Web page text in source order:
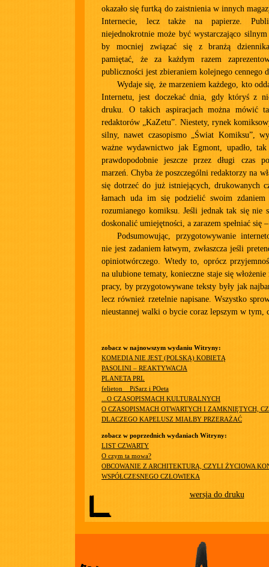
okazało się furtką do zaistnienia w innych
Internecie, lecz także na papierze.
niejednokrotnie może być wystarczająco
by mocniej związać się z branżą
pamiętać, że za każdym razem
publiczności jest zbieraniem kolejnego cennego
Wydaje się, że marzeniem każdego, kto
Internetu, jest doczekać dnia, gdy któryś z
druku. O takich aspiracjach można mówić
redaktorów „KaZetu”. Niestety, rynek
silny, nawet czasopismo „Świat Komiksu”,
ważne wydawnictwo jak Egmont, upadło,
prawdopodobnie jeszcze przez długi czas
marzeń. Chyba że poszczególni redaktorzy na
się dotrzeć do już istniejących, drukowanych
łamach uda im się podzielić swoim zdaniem
rozumianego komiksu. Jeśli jednak tak się nie
doskonalić umiejętności, a zarazem spełniać się
Podsumowując, przygotowywanie
nie jest zadaniem łatwym, zwłaszcza jeśli
opiniotwórczego. Wtedy to, oprócz
na ulubione tematy, konieczne staje się włożenie
pracy, by przygotowywane teksty były jak
lecz również rzetelnie napisane. Wszystko
nieustannej walki o bycie coraz lepszym w tym,
zobacz w najnowszym wydaniu Witryny:
KOMEDIA NIE JEST (POLSKĄ) KOBIETĄ
PASOLINI – REAKTYWACJA
PLANETA PRL
felieton__PiSarz i POeta
...O CZASOPISMACH KULTURALNYCH
O CZASOPISMACH OTWARTYCH I ZAMKNIĘTYCH,
DLACZEGO KAPELUSZ MIAŁBY PRZERAŻAĆ
zobacz w poprzednich wydaniach Witryny:
LIST CZWARTY
O czym ta mowa?
OBCOWANIE Z ARCHITEKTURĄ, CZYLI ŻYCIOWA
WSPÓŁCZESNEGO CZŁOWIEKA
wersja do druku